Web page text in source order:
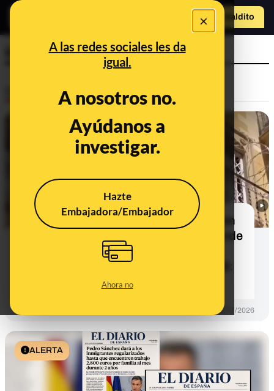
×
A las redes sociales les da
igual.
A nosotros no.
Ayúdanos a
investigar.
Hazte
Embajadora/Embajador
Ahora no
Hazte Maldito
inmigración
Cuidado con este vídeo de "púas" en
balcones de Barcelona que se difunde
en el contexto de la situación
migratoria en Ceuta en julio de 2026:
circula al menos desde mayo
31/07/2026
ALERTA